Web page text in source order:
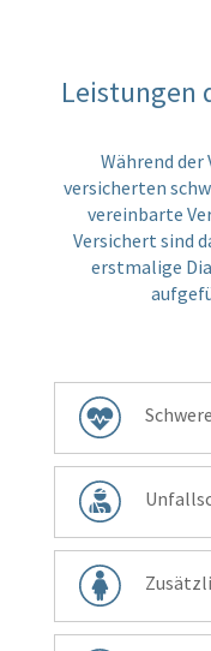
Leistungen
Während
versicherten
vereinbarte
Versichert sind
erstmalige